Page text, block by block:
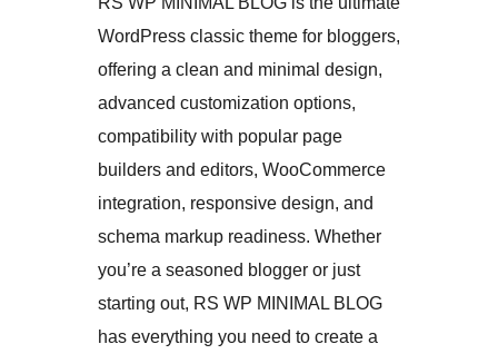
WordPress classic theme for bloggers,
offering a clean and minimal design,
advanced customization options,
compatibility with popular page
builders and editors, WooCommerce
integration, responsive design, and
schema markup readiness. Whether
you’re a seasoned blogger or just
starting out, RS WP MINIMAL BLOG
has everything you need to create a